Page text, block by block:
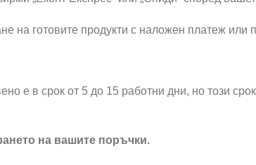
на готовите продукти с наложен платеж или
е в срок от 5 до 15 работни дни, но този
на вашите поръчки.